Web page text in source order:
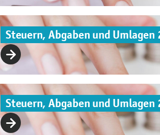
Steuern, Abgaben und Umlagen
Steuern, Abgaben und Umlagen